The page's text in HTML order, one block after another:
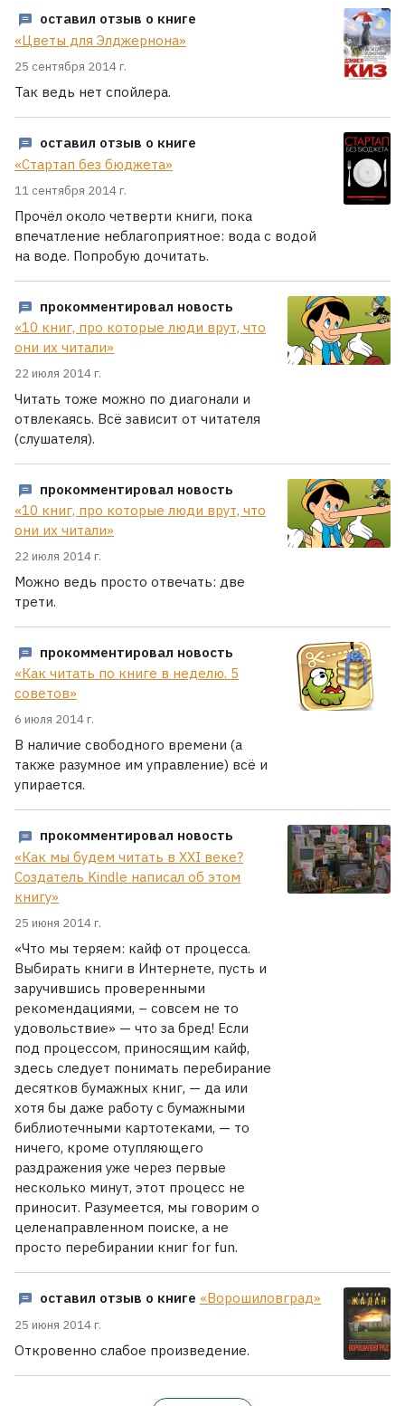
оставил отзыв о книге
«Цветы для Элджернона»
25 сентября 2014 г.
Так ведь нет спойлера.
оставил отзыв о книге
«Стартап без бюджета»
11 сентября 2014 г.
Прочёл около четверти книги, пока
впечатление неблагоприятное: вода с водой
на воде. Попробую дочитать.
прокомментировал новость
«10 книг, про которые люди врут, что
они их читали»
22 июля 2014 г.
Читать тоже можно по диагонали и
отвлекаясь. Всё зависит от читателя
(слушателя).
прокомментировал новость
«10 книг, про которые люди врут, что
они их читали»
22 июля 2014 г.
Можно ведь просто отвечать: две
трети.
прокомментировал новость
«Как читать по книге в неделю. 5
советов»
6 июля 2014 г.
В наличие свободного времени (а
также разумное им управление) всё и
упирается.
прокомментировал новость
«Как мы будем читать в XXI веке?
Создатель Kindle написал об этом
книгу»
25 июня 2014 г.
«Что мы теряем: кайф от процесса.
Выбирать книги в Интернете, пусть и
заручившись проверенными
рекомендациями, – совсем не то
удовольствие» — что за бред! Если
под процессом, приносящим кайф,
здесь следует понимать перебирание
десятков бумажных книг, — да или
хотя бы даже работу с бумажными
библиотечными картотеками, — то
ничего, кроме отупляющего
раздражения уже через первые
несколько минут, этот процесс не
приносит. Разумеется, мы говорим о
целенаправленном поиске, а не
просто перебирании книг for fun.
оставил отзыв о книге «Ворошиловград»
25 июня 2014 г.
Откровенно слабое произведение.